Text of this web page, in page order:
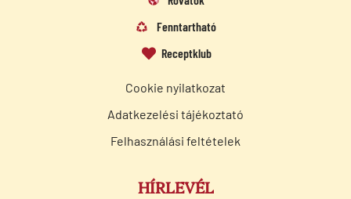
Fenntartható
Receptklub
Cookie nyilatkozat
Adatkezelési tájékoztató
Felhasználási feltételek
HÍRLEVÉL